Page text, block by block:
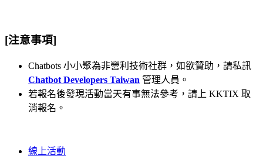
[注意事項]
Chatbots 小小聚為非營利技術社群，如欲贊助，請私訊
Chatbot Developers Taiwan 管理人員。
若報名後發現活動當天有事無法參考，請上 KKTIX 取
消報名。
線上活動